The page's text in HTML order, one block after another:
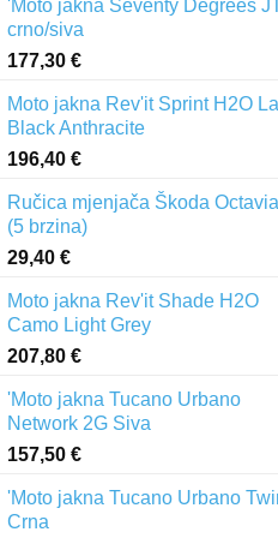
'Moto jakna Seventy Degrees
crno/siva
177,30 €
Moto jakna Rev'it Sprint H2O
Black Anthracite
196,40 €
Ručica mjenjača Škoda Octavia
(5 brzina)
29,40 €
Moto jakna Rev'it Shade H2O
Camo Light Grey
207,80 €
'Moto jakna Tucano Urbano
Network 2G Siva
157,50 €
'Moto jakna Tucano Urbano
Crna